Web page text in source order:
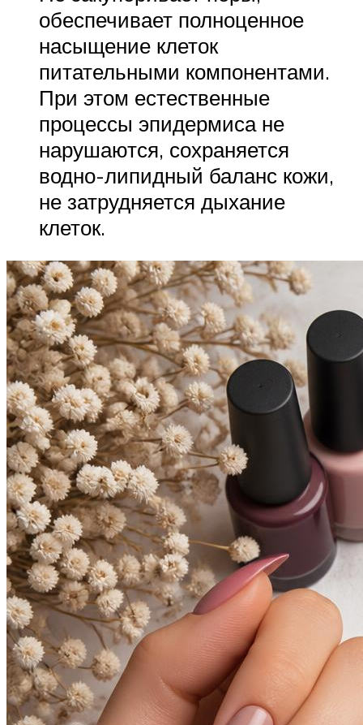
обеспечивает полноценное
насыщение клеток
питательными компонентами.
При этом естественные
процессы эпидермиса не
нарушаются, сохраняется
водно-липидный баланс кожи,
не затрудняется дыхание
клеток.